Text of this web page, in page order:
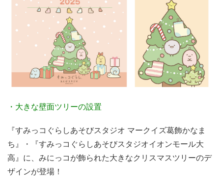
・大きな壁面ツリーの設置
『すみっコぐらしあそびスタジオ マークイズ葛飾かなま
ち』・『すみっコぐらしあそびスタジオイオンモール大
高』に、みにっコが飾られた大きなクリスマスツリーのデ
ザインが登場！